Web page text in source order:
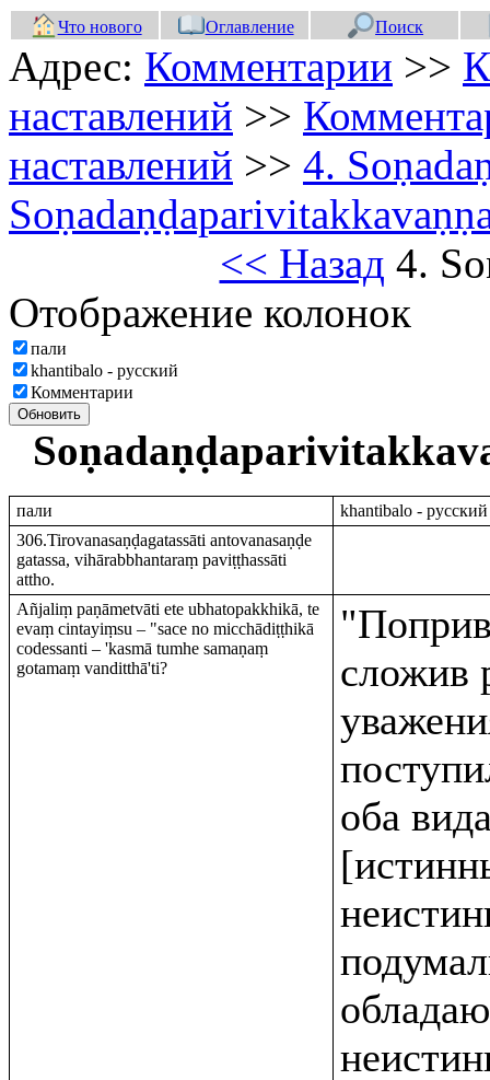
Что нового Оглавление Поиск
Адрес: Комментарии >>
наставлений >>
наставлений >> 4.
<< Назад 4.
Отображение колонок
пали
khantibalo - русский
Комментарии
Обновить
пали
khantibalo - русский
306.Tirovanasaṇḍagatassāti antovanasaṇḍe
gatassa, vihārabbhantaraṃ paviṭṭhassāti
attho.
Añjaliṃ paṇāmetvāti ete ubhatopakkhikā, te
evaṃ cintayiṃsu – "sace no micchādiṭṭhikā
codessanti – 'kasmā tumhe samaṇaṃ
gotamaṃ vanditthā'ti?
сложив
оба